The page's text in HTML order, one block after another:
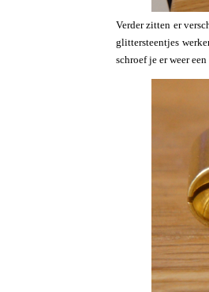
Verder zitten er
glittersteentjes
schroef je er weer